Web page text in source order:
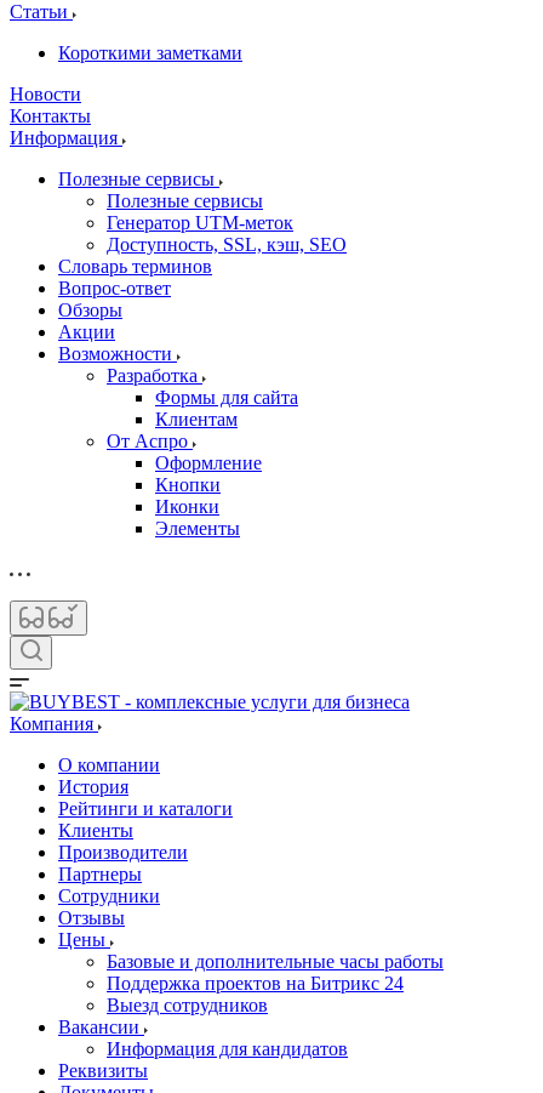
Статьи
Короткими заметками
Новости
Контакты
Информация
Полезные сервисы
Полезные сервисы
Генератор UTM‑меток
Доступность, SSL, кэш, SEO
Словарь терминов
Вопрос-ответ
Обзоры
Акции
Возможности
Разработка
Формы для сайта
Клиентам
От Аспро
Оформление
Кнопки
Иконки
Элементы
Компания
О компании
История
Рейтинги и каталоги
Клиенты
Производители
Партнеры
Сотрудники
Отзывы
Цены
Базовые и дополнительные часы работы
Поддержка проектов на Битрикс 24
Выезд сотрудников
Вакансии
Информация для кандидатов
Реквизиты